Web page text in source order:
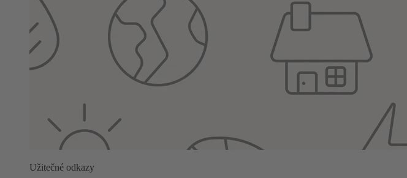
Užitečné odkazy